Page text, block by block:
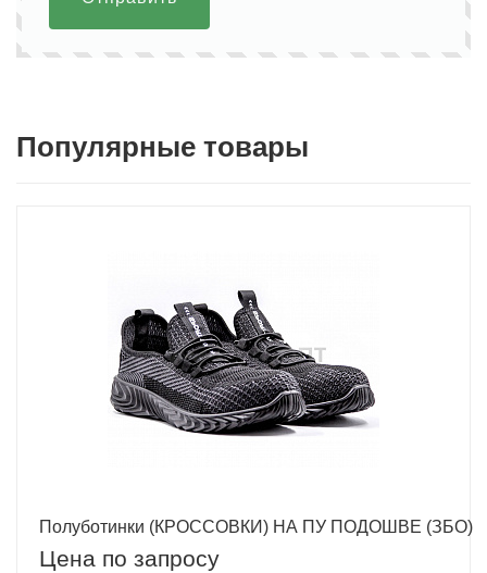
Популярные товары
Полуботинки (КРОССОВКИ) НА ПУ ПОДОШВЕ (ЗБО)
Цена по запросу